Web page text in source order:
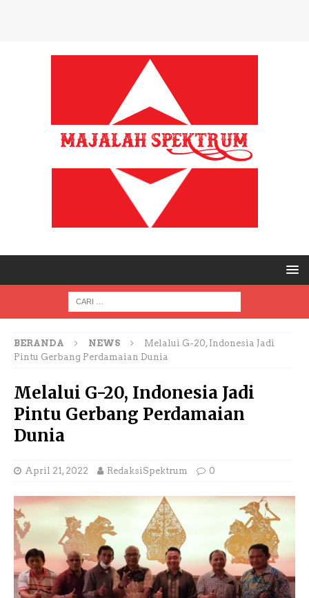
BERANDA NEWS
Melalui G-20, Indonesia Jadi
Pintu Gerbang Perdamaian Dunia
Melalui G-20, Indonesia Jadi
Pintu Gerbang Perdamaian
Dunia
April 21, 2022 RedaksiSpektrum 0